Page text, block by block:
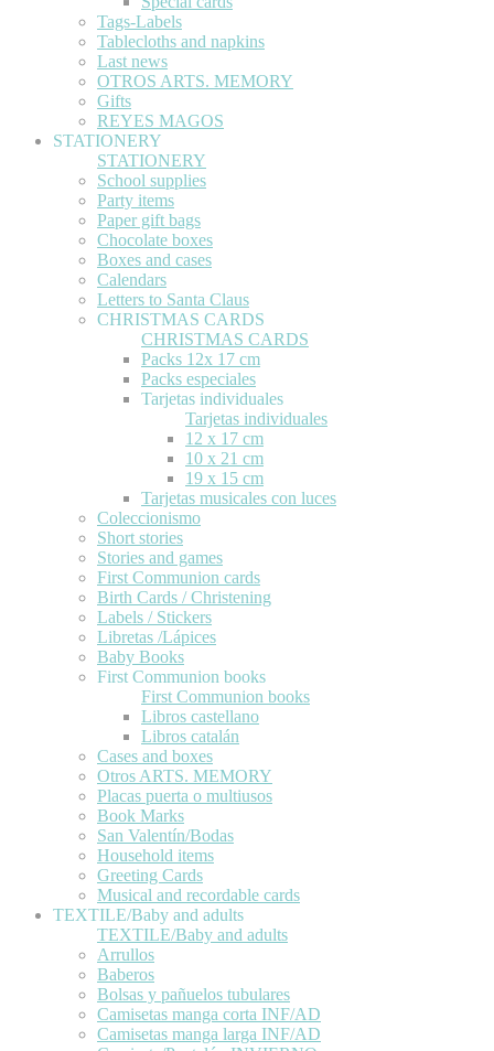
Tags-Labels
Tablecloths and napkins
Last news
OTROS ARTS. MEMORY
Gifts
REYES MAGOS
STATIONERY
STATIONERY
School supplies
Party items
Paper gift bags
Chocolate boxes
Boxes and cases
Calendars
Letters to Santa Claus
CHRISTMAS CARDS
CHRISTMAS CARDS
Packs 12x 17 cm
Packs especiales
Tarjetas individuales
Tarjetas individuales
12 x 17 cm
10 x 21 cm
19 x 15 cm
Tarjetas musicales con luces
Coleccionismo
Short stories
Stories and games
First Communion cards
Birth Cards / Christening
Labels / Stickers
Libretas /Lápices
Baby Books
First Communion books
First Communion books
Libros castellano
Libros catalán
Cases and boxes
Otros ARTS. MEMORY
Placas puerta o multiusos
Book Marks
San Valentín/Bodas
Household items
Greeting Cards
Musical and recordable cards
TEXTILE/Baby and adults
TEXTILE/Baby and adults
Arrullos
Baberos
Bolsas y pañuelos tubulares
Camisetas manga corta INF/AD
Camisetas manga larga INF/AD